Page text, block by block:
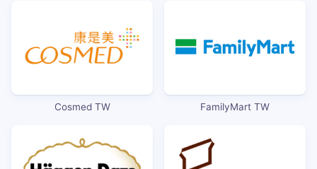
Cosmed TW FamilyMart TW